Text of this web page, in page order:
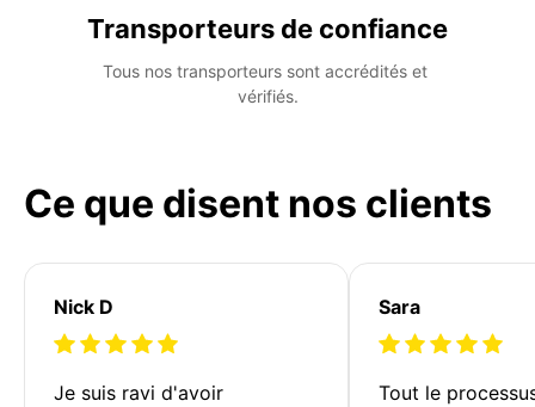
Transporteurs de confiance
Tous nos transporteurs sont accrédités et
vérifiés.
Ce que disent nos clients
Nick D
Je suis ravi d'avoir
Sara
Tout le